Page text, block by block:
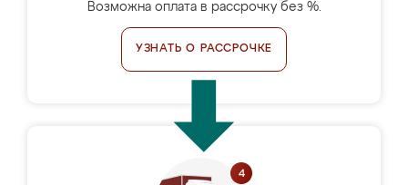
Возможна оплата в рассрочку без %.
УЗНАТЬ О РАССРОЧКЕ